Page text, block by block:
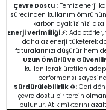
Çevre Dostu : Temiz enerji
sürecinden kullanım
karbon ayak izinizi
Enerji Verimliliği ⚡:Adaptörler,
daha az enerji tüketerek
faturalarınızı düşürür hem
Uzun Ömürlü ve Güvenilir
kullanılarak üretilen
performansı
Sürdürülebilirlik ♻️:Geri
çevre dostu bir tercih
bulunur. Atık miktarını